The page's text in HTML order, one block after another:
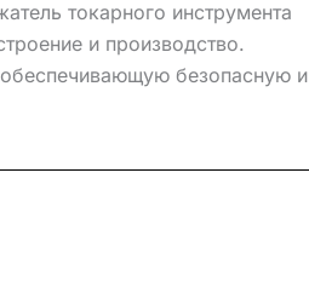
токарного инструмента
и производство.
безопасную и